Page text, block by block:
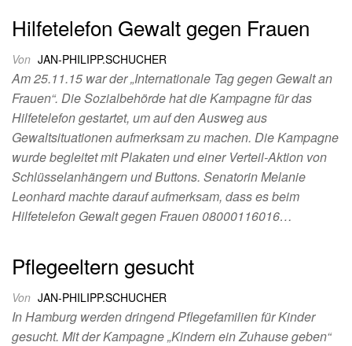
Hilfetelefon Gewalt gegen Frauen
Von JAN-PHILIPP.SCHUCHER
Am 25.11.15 war der „Internationale Tag gegen Gewalt an
Frauen“. Die Sozialbehörde hat die Kampagne für das
Hilfetelefon gestartet, um auf den Ausweg aus
Gewaltsituationen aufmerksam zu machen. Die Kampagne
wurde begleitet mit Plakaten und einer Verteil-Aktion von
Schlüsselanhängern und Buttons. Senatorin Melanie
Leonhard machte darauf aufmerksam, dass es beim
Hilfetelefon Gewalt gegen Frauen 08000116016…
Pflegeeltern gesucht
Von JAN-PHILIPP.SCHUCHER
In Hamburg werden dringend Pflegefamilien für Kinder
gesucht. Mit der Kampagne „Kindern ein Zuhause geben“